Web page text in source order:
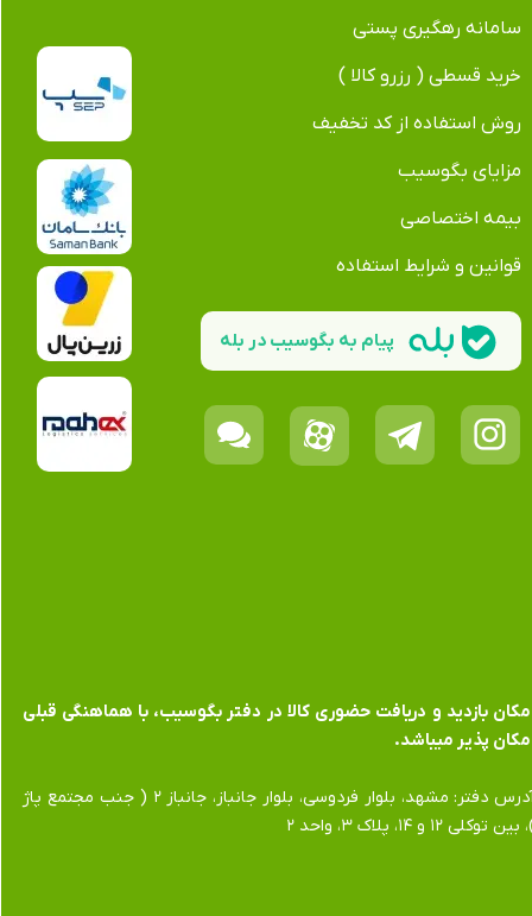
سامانه رهگیری پستی
خرید قسطی ( رزرو کالا )
روش استفاده از کد تخفیف
مزایای بگوسیب
بیمه اختصاصی
قوانین و شرایط استفاده
بازدید و دریافت حضوری کالا در دفتر بگوسیب، با هماهنگی قبلی
پذیر میباشد.
​​​​​​​آدرس دفتر: مشهد، بلوار فردوسی، بلوار جانباز، جانباز ۲ ( جنب مجتمع پاژ
توکلی ۱۲ و ۱۴، پلاک ۳، واحد ۲
پیام به بگوسیب در بله